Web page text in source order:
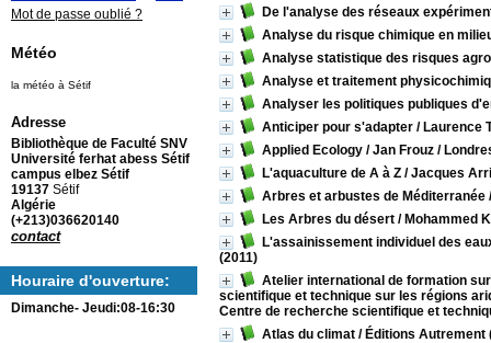
De l'analyse des réseaux
Analyse du risque chimique en
Analyse statistique des risques
Analyse et traitement
Analyser les politiques publiques
Anticiper pour s'adapter / Laurence
Applied Ecology / Jan Frouz /
L'aquaculture de A à Z / Jacques
Arbres et arbustes de Méditerranée
Les Arbres du désert / Mohammed
L'assainissement individuel des
(2011)
Atelier international de formation
scientifique et technique sur les régions
Centre de recherche scientifique et
Atlas du climat / Éditions Autrement
Mot de passe oublié ?
Météo
la météo à Sétif
Adresse
Bibliothèque de Faculté SNV
Université ferhat abess Sétif
campus elbez Sétif
19137 Sétif
Algérie
(+213)036620140
contact
Houraire d'ouverture:
Dimanche- Jeudi:08-16:30